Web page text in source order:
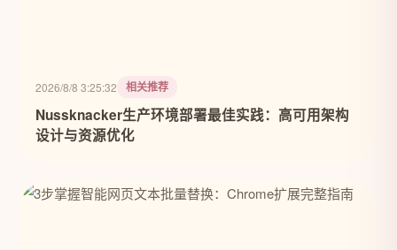
2026/8/8 3:25:32 相关推荐
Nussknacker生产环境部署最佳实践：高可用架构
设计与资源优化